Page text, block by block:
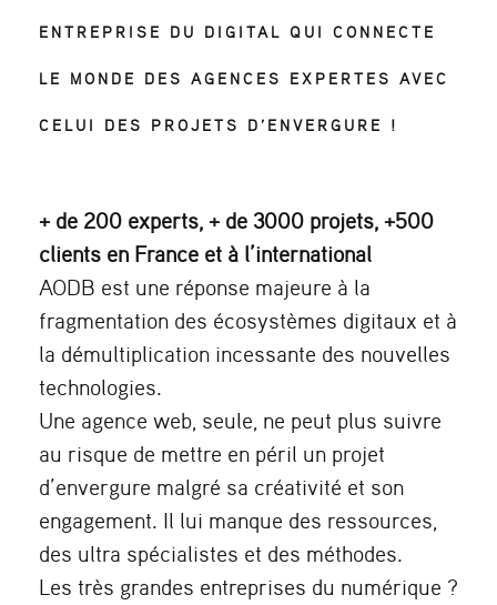
ENTREPRISE DU DIGITAL QUI CONNECTE
LE MONDE DES AGENCES EXPERTES AVEC
CELUI DES PROJETS D’ENVERGURE !
+ de 200 experts, + de 3000 projets, +500
clients en France et à l’international
AODB est une réponse majeure à la
fragmentation des écosystèmes digitaux et à
la démultiplication incessante des nouvelles
technologies.
Une agence web, seule, ne peut plus suivre
au risque de mettre en péril un projet
d’envergure malgré sa créativité et son
engagement. Il lui manque des ressources,
des ultra spécialistes et des méthodes.
Les très grandes entreprises du numérique ?